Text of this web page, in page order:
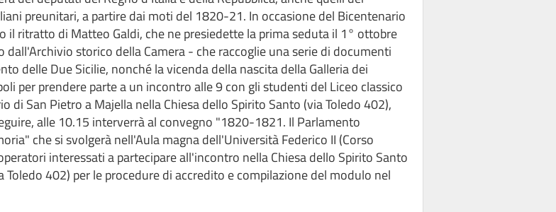
preunitari, a partire dai moti del 1820-21. In occasione del Bicentenario
il ritratto di Matteo Galdi, che ne presiedette la prima seduta il 1° ottobre
storico della Camera - che raccoglie una serie di documenti
delle Due Sicilie, nonché la vicenda della nascita della Galleria dei
per prendere parte a un incontro alle 9 con gli studenti del Liceo classico
di San Pietro a Majella nella Chiesa dello Spirito Santo (via Toledo 402),
alle 10.15 interverrà al convegno "1820-1821. Il Parlamento
che si svolgerà nell'Aula magna dell'Università Federico II (Corso
interessati a partecipare all'incontro nella Chiesa dello Spirito Santo
402) per le procedure di accredito e compilazione del modulo nel